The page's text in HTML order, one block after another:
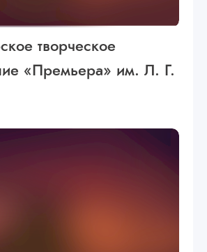
творческое
«Премьера» им. Л. Г.